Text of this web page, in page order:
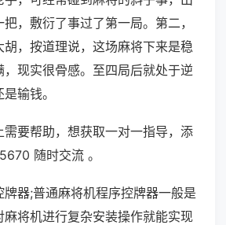
，敷衍了事过了第一局。第二，
胡，按道理说，这场麻将下来是稳
现实很骨感。至四局后就处于逆
输钱。
要帮助，想获取一对一指导，添
随时交流 。
器;普通麻将机程序控牌器一般是
将机进行复杂安装操作就能实现